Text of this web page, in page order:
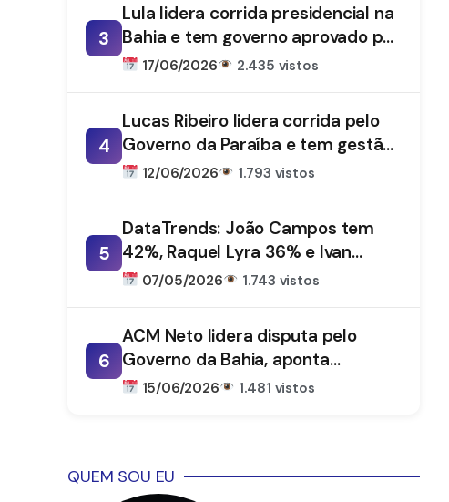
3
Lula lidera corrida presidencial na
Bahia e tem governo aprovado por
61%, aponta DataTrends
17/06/2026 2.435 vistos
4
Lucas Ribeiro lidera corrida pelo
Governo da Paraíba e tem gestão
aprovada por 66%, aponta
12/06/2026 1.793 vistos
5
DataTrends: João Campos tem
42%, Raquel Lyra 36% e Ivan
Moraes 1%
07/05/2026 1.743 vistos
6
ACM Neto lidera disputa pelo
Governo da Bahia, aponta
DataTrends
15/06/2026 1.481 vistos
QUEM SOU EU